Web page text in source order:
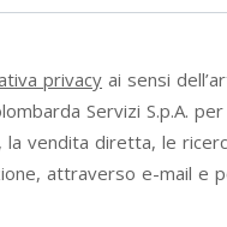
privacy ai sensi
Servizi S.p.A.
la vendita diretta, le
attraverso e-mail e